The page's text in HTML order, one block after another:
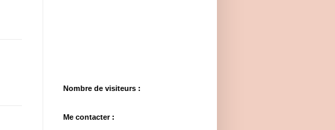
Nombre de visiteurs :
Me contacter :